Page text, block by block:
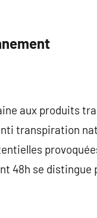
aux produits
transpiration
48h se distingue